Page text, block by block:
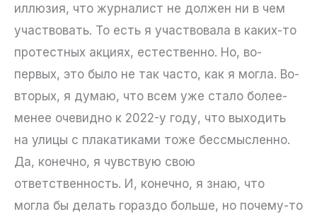
иллюзия, что журналист не должен ни в чем
участвовать. То есть я участвовала в каких-то
протестных акциях, естественно. Но, во-
первых, это было не так часто, как я могла. Во-
вторых, я думаю, что всем уже стало более-
менее очевидно к 2022-у году, что выходить
на улицы с плакатиками тоже бессмысленно.
Да, конечно, я чувствую свою
ответственность. И, конечно, я знаю, что
могла бы делать гораздо больше, но почему-то